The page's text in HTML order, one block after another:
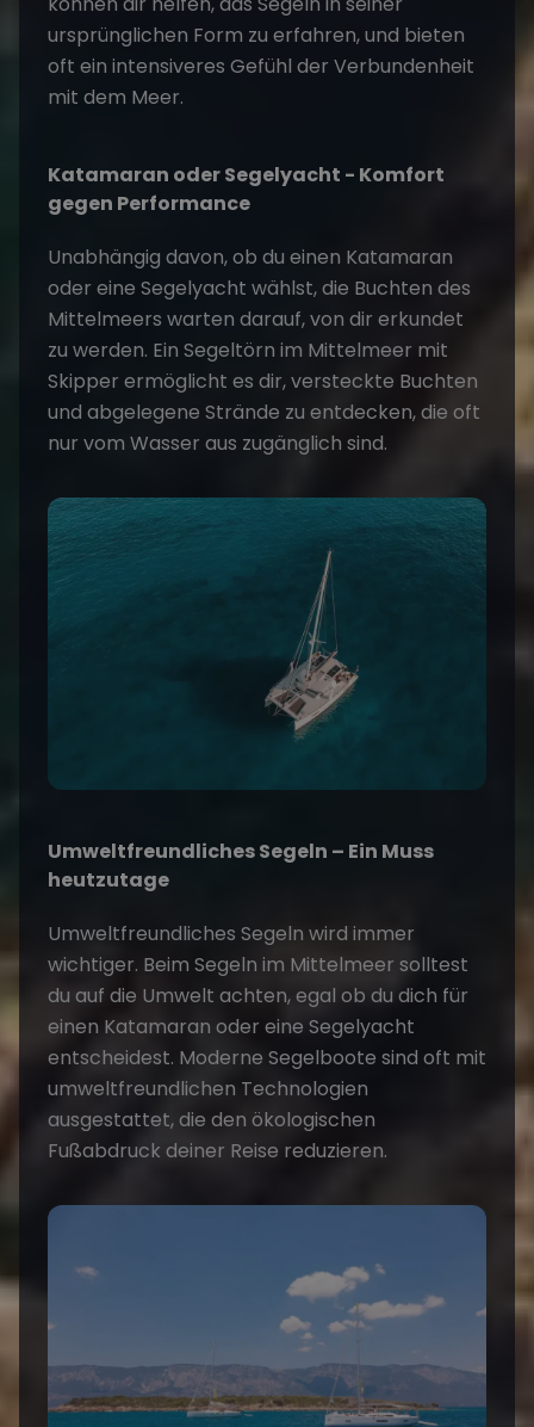
ursprünglichen Form zu erfahren, und bieten
oft ein intensiveres Gefühl der Verbundenheit
mit dem Meer.
Katamaran oder Segelyacht - Komfort
gegen Performance
Unabhängig davon, ob du einen Katamaran
oder eine Segelyacht wählst, die Buchten des
Mittelmeers warten darauf, von dir erkundet
zu werden. Ein Segeltörn im Mittelmeer mit
Skipper ermöglicht es dir, versteckte Buchten
und abgelegene Strände zu entdecken, die oft
nur vom Wasser aus zugänglich sind.
Umweltfreundliches Segeln – Ein Muss
heutzutage
Umweltfreundliches Segeln wird immer
wichtiger. Beim Segeln im Mittelmeer solltest
du auf die Umwelt achten, egal ob du dich für
einen Katamaran oder eine Segelyacht
entscheidest. Moderne Segelboote sind oft mit
umweltfreundlichen Technologien
ausgestattet, die den ökologischen
Fußabdruck deiner Reise reduzieren.